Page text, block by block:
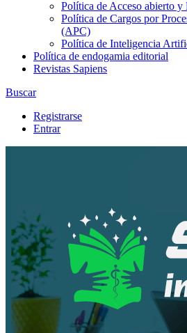
Política de Acceso abierto y
Política de Cargos por
(APC)
Política de Inteligencia
Política de endogamia editorial
Revistas Sapiens
Buscar
Registrarse
Entrar